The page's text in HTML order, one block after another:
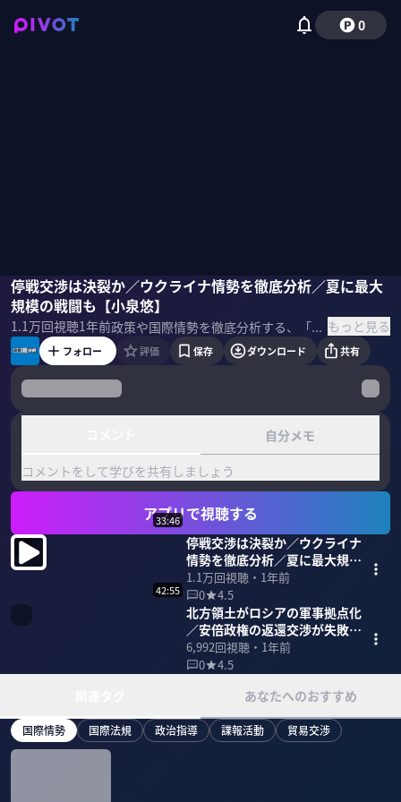
0
停戦交渉は決裂か／ウクライナ情勢を徹底分析／夏に最大
規模の戦闘も【小泉悠】
1.1万回視聴1年前 政策や国際情勢を徹底分析する、「政策超分析」。今回のテーマは「ウクライナ情勢」。前編では、ロシア・ウクライナ間で進む停戦交渉と最新の戦況について、小泉悠が徹底解説。 ＜ゲスト＞ 峯村健司｜キヤノングローバル戦略研究所 主任研究員 もっと見る
峯村健司小泉悠磯貝初奈
フォロー 評価 保存 ダウンロード 共有
自分メモ
コメントをして学びを共有しましょう
アプリで視聴する
33:46
停戦交渉は決裂か／ウクライナ
情勢を徹底分析／夏に最大規模
の戦闘も【小泉悠】
1.1万回視聴・ 1年前
0
4.5
42:55
北方領土がロシアの軍事拠点化
／安倍政権の返還交渉が失敗し
た理由は？【小泉悠】
6,992回視聴・ 1年前
0
4.5
あなたへのおすすめ
国際情勢 国際法規 政治指導 諜報活動 貿易交渉